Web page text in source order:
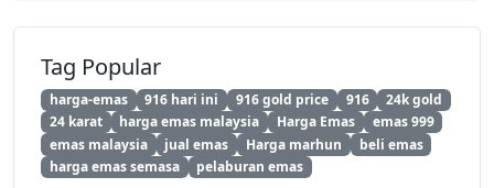
Tag Popular
harga-emas 916 hari ini 916 gold price 916
24k gold
24 karat
harga emas malaysia Harga Emas
emas 999
emas malaysia
jual emas Harga marhun
beli emas
harga emas semasa
pelaburan emas